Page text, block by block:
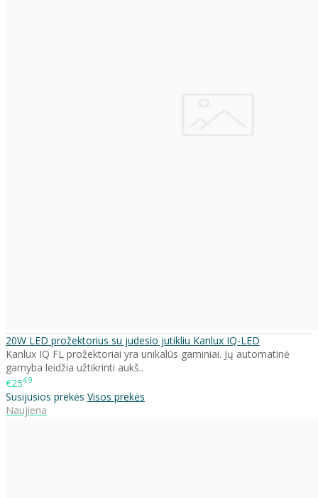
20W LED prožektorius su judesio jutikliu Kanlux IQ-LED
Kanlux IQ FL prožektoriai yra unikalūs gaminiai. Jų automatinė
gamyba leidžia užtikrinti aukš..
€2549
Susijusios prekės Visos prekės
Naujiena